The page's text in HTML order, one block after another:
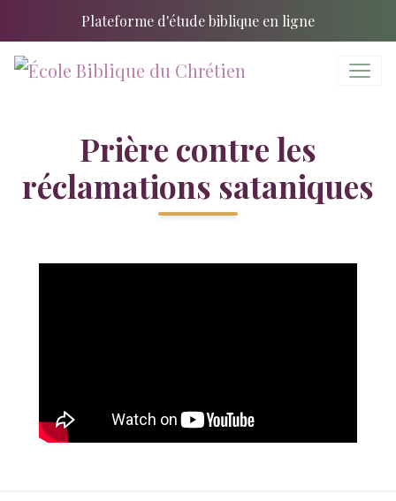
Plateforme d'étude biblique en ligne
Prière contre les
réclamations sataniques